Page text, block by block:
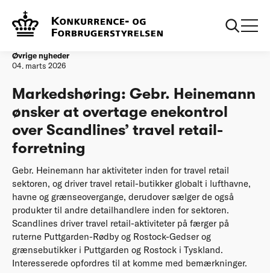
Forside
enekontrol over Scandlines’ travel retail-forretning
Øvrige nyheder
04. marts 2026
Markedshøring: Gebr. Heinemann
ønsker at overtage enekontrol
over Scandlines’ travel retail-
forretning
Gebr. Heinemann har aktiviteter inden for travel retail
sektoren, og driver travel retail-butikker globalt i lufthavne,
havne og grænseovergange, derudover sælger de også
produkter til andre detailhandlere inden for sektoren.
Scandlines driver travel retail-aktiviteter på færger på
ruterne Puttgarden-Rødby og Rostock-Gedser og
grænsebutikker i Puttgarden og Rostock i Tyskland.
Interesserede opfordres til at komme med bemærkninger.